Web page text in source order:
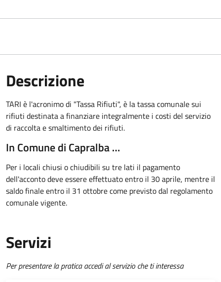
Descrizione
TARI è l'acronimo di "Tassa Rifiuti", è la tassa comunale sui
rifiuti destinata a finanziare integralmente i costi del servizio
di raccolta e smaltimento dei rifiuti.
In Comune di Capralba …
Per i locali chiusi o chiudibili su tre lati il pagamento
dell'acconto deve essere effettuato entro il 30 aprile, mentre il
saldo finale entro il 31 ottobre come previsto dal regolamento
comunale vigente.
Servizi
Per presentare la pratica accedi al servizio che ti interessa